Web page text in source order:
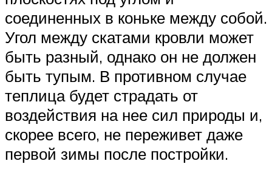
соединенных в коньке между собой.
Угол между скатами кровли может
быть разный, однако он не должен
быть тупым. В противном случае
теплица будет страдать от
воздействия на нее сил природы и,
скорее всего, не переживет даже
первой зимы после постройки.